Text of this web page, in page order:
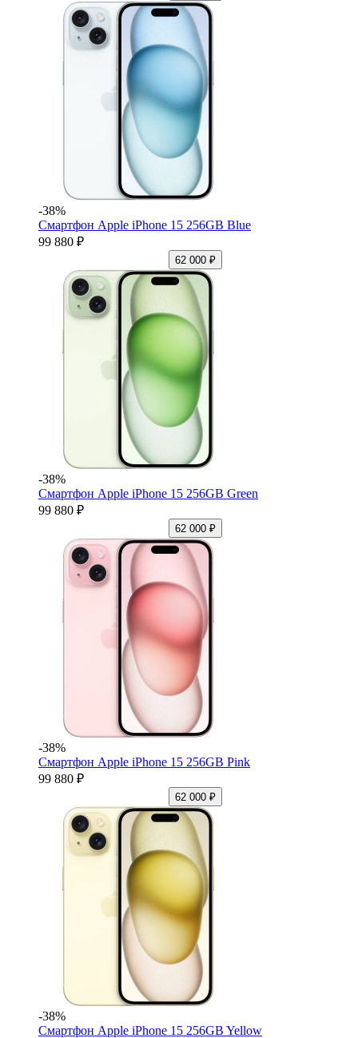
-38%
Смартфон Apple iPhone 15 256GB Blue
99 880 ₽
62 000 ₽
-38%
Смартфон Apple iPhone 15 256GB Green
99 880 ₽
62 000 ₽
-38%
Смартфон Apple iPhone 15 256GB Pink
99 880 ₽
62 000 ₽
-38%
Смартфон Apple iPhone 15 256GB Yellow